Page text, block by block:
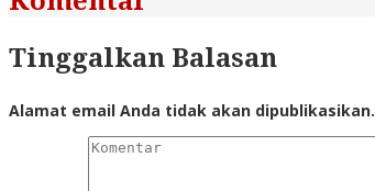
Tinggalkan Balasan
Alamat email Anda tidak akan dipublikasikan.